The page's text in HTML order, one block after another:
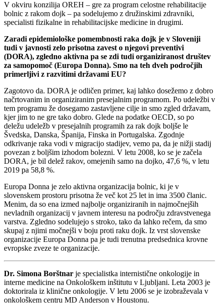
V okviru konzilija OREH – gre za program celostne rehabilitacije
bolnic z rakom dojk – pa sodelujemo z družinskimi zdravniki,
specialisti fizikalne in rehabilitacijske medicine in drugimi.
Zaradi epidemiološke pomembnosti raka dojk je v Sloveniji
tudi v javnosti zelo prisotna zavest o njegovi preventivi
(DORA), zgledno aktivna pa se zdi tudi organiziranost društev
za samopomoč (Europa Donna). Smo na teh dveh področjih
primerljivi z razvitimi državami EU?
Zagotovo da. DORA je odličen primer, kaj lahko dosežemo z dobro
načrtovanim in organiziranim presejalnim programom. Po udeležbi v
tem programu že dosegamo zastavljene cilje in smo zgled državam,
kjer jim to ne gre tako dobro. Glede na podatke OECD, so po
deležu udeležb v presejalnih programih za rak dojk boljše le
Švedska, Danska, Španija, Finska in Portugalska. Zgodnje
odkrivanje raka vodi v migracijo stadijev, vemo pa, da je nižji stadij
povezan z boljšim izhodom bolezni. V letu 2008, ko se je začela
DORA, je bil delež rakov, omejenih samo na dojko, 47,6 %, v letu
2019 pa 58,8 %.
Europa Donna je zelo aktivna organizacija bolnic, ki je v
slovenskem prostoru prisotna že več kot 25 let in ima 3500 članic.
Menim, da so ena izmed najbolje organiziranih in najmočnejših
nevladnih organizacij v javnem interesu na področju zdravstvenega
varstva. Zgledno sodelujejo s stroko, tako da lahko rečem, da smo
skupaj z njimi močnejši v boju proti raku dojk. Iz vrst slovenske
organizacije Europa Donna pa je tudi trenutna predsednica krovne
evropske zveze te organizacije.
Dr. Simona Borštnar je specialistka internistične onkologije in
interne medicine na Onkološkem inštitutu v Ljubljani. Leta 2003 je
doktorirala iz klinične onkologije. V letu 2006 se je izobraževala v
onkološkem centru MD Anderson v Houstonu.